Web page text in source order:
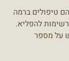
טיפולים ברמה
להפליא.
על מספר